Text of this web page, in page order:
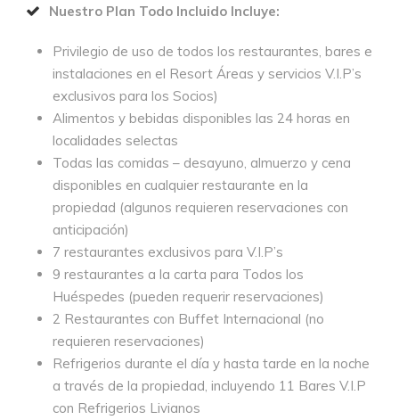
Nuestro Plan Todo Incluido Incluye:
Privilegio de uso de todos los restaurantes, bares e
instalaciones en el Resort Áreas y servicios V.I.P’s
exclusivos para los Socios)
Alimentos y bebidas disponibles las 24 horas en
localidades selectas
Todas las comidas – desayuno, almuerzo y cena
disponibles en cualquier restaurante en la
propiedad (algunos requieren reservaciones con
anticipación)
7 restaurantes exclusivos para V.I.P’s
9 restaurantes a la carta para Todos los
Huéspedes (pueden requerir reservaciones)
2 Restaurantes con Buffet Internacional (no
requieren reservaciones)
Refrigerios durante el día y hasta tarde en la noche
a través de la propiedad, incluyendo 11 Bares V.I.P
con Refrigerios Livianos